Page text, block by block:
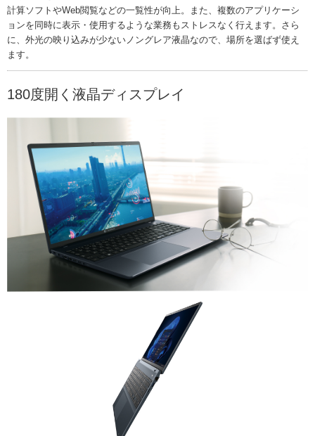
計算ソフトやWeb閲覧などの一覧性が向上。また、複数のアプリケーシ
ョンを同時に表示・使用するような業務もストレスなく行えます。さら
に、外光の映り込みが少ないノングレア液晶なので、場所を選ばず使え
ます。
180度開く液晶ディスプレイ